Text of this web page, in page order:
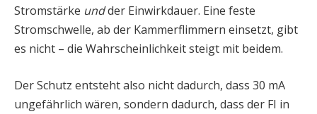
Stromstärke undder Einwirkdauer. Eine feste
Stromschwelle, ab der Kammerflimmern einsetzt, gibt
es nicht – die Wahrscheinlichkeit steigt mit beidem.
Der Schutz entsteht also nicht dadurch, dass 30 mA
ungefährlich wären, sondern dadurch, dass der FI in